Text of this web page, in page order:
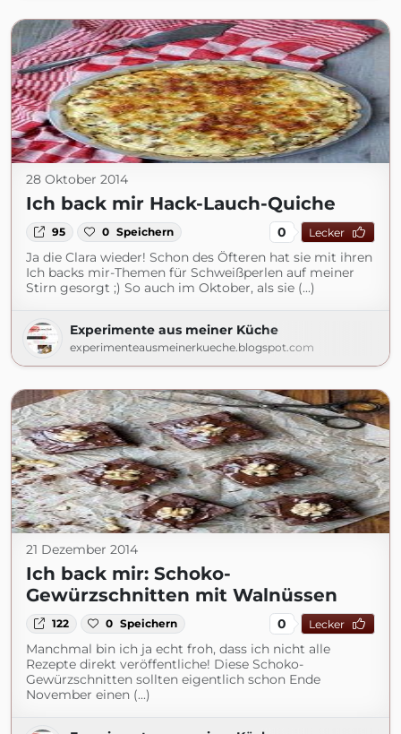
28 Oktober 2014
Ich back mir Hack-Lauch-Quiche
95 0 Speichern 0 Lecker
Ja die Clara wieder! Schon des Öfteren hat sie mit ihren
Ich backs mir-Themen für Schweißperlen auf meiner
Stirn gesorgt ;) So auch im Oktober, als sie (...)
Experimente aus meiner Küche
experimenteausmeinerkueche.blogspot.com
21 Dezember 2014
Ich back mir: Schoko-
Gewürzschnitten mit Walnüssen
122 0 Speichern 0 Lecker
Manchmal bin ich ja echt froh, dass ich nicht alle
Rezepte direkt veröffentliche! Diese Schoko-
Gewürzschnitten sollten eigentlich schon Ende
November einen (...)